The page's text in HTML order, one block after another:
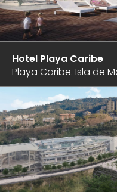
work
with
our
own
team
professionals,
technicians,
and
laborers.
Visit
our
portfolio
and
contact
us.
Hotel Playa Caribe
Playa Caribe. Isla de